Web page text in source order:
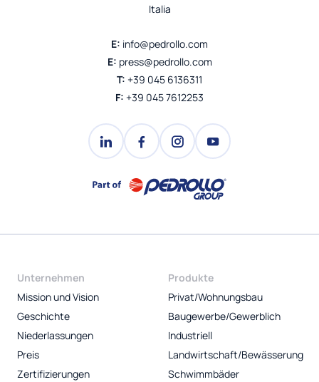
Italia
E: info@pedrollo.com
E: press@pedrollo.com
T: +39 045 6136311
F: +39 045 7612253
Unternehmen
Mission und Vision
Geschichte
Niederlassungen
Preis
Zertifizierungen
Produkte
Privat/Wohnungsbau
Baugewerbe/Gewerblich
Industriell
Landwirtschaft/Bewässerung
Schwimmbäder